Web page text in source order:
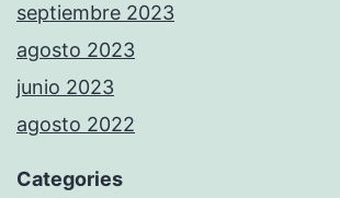
septiembre 2023
agosto 2023
junio 2023
agosto 2022
Categories